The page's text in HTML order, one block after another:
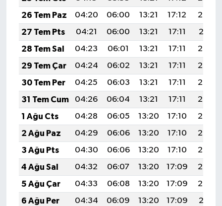
26 Tem Paz
04:20 06:00 13:21 17:12
20:32
27 Tem Pts
04:21 06:00 13:21 17:11
20:31
28 Tem Sal
04:23 06:01 13:21 17:11
20:30
29 Tem Çar
04:24 06:02 13:21 17:11
20:29
30 Tem Per
04:25 06:03 13:21 17:11
20:28
31 Tem Cum
04:26 06:04 13:21 17:11
20:27
1 Ağu Cts
04:28 06:05 13:20 17:10
20:26
2 Ağu Paz
04:29 06:06 13:20 17:10
20:25
3 Ağu Pts
04:30 06:06 13:20 17:10
20:24
4 Ağu Sal
04:32 06:07 13:20 17:09
20:23
5 Ağu Çar
04:33 06:08 13:20 17:09
20:22
6 Ağu Per
04:34 06:09 13:20 17:09
20:21